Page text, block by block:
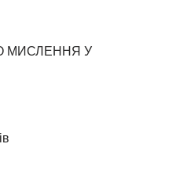
МИСЛЕННЯ У